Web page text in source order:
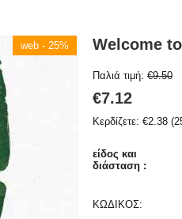
web - 25% Welcome
Παλιά τιμή: €9.50
€7.12
Κερδίζετε: €2.38 (
είδος και
διάσταση :
ΚΩΔΙΚΟΣ: